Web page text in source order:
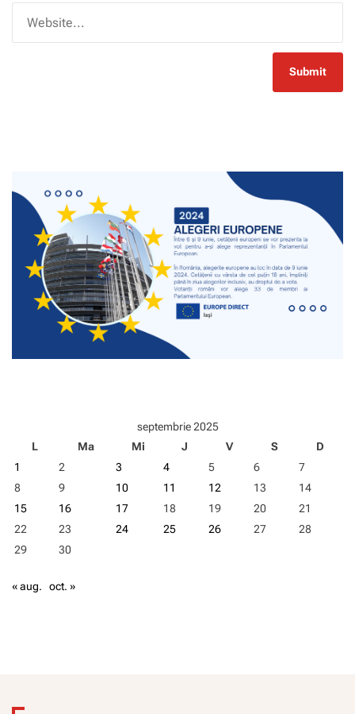
septembrie 2025
L
Ma Mi J V S
D
1
2 3 4 5 6
7
8
9 10 11 12 13
14
15
16 17 18 19 20
21
22
23 24 25 26 27
28
29
30
« aug. oct. »